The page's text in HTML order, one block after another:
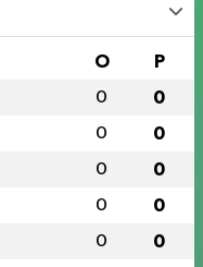
O P
0 0
0 0
0 0
0 0
0 0